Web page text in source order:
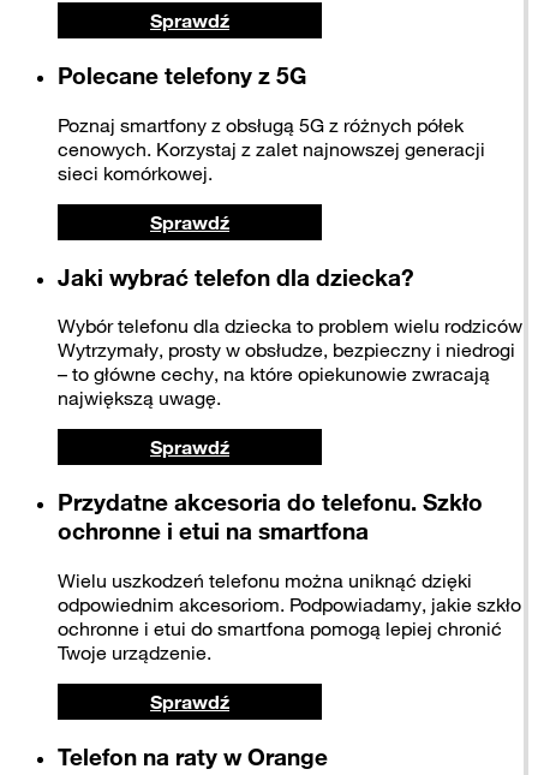
Sprawdź
Polecane telefony z 5G
Poznaj smartfony z obsługą 5G z różnych półek
cenowych. Korzystaj z zalet najnowszej generacji
sieci komórkowej.
Sprawdź
Jaki wybrać telefon dla dziecka?
Wybór telefonu dla dziecka to problem wielu rodziców.
Wytrzymały, prosty w obsłudze, bezpieczny i niedrogi
– to główne cechy, na które opiekunowie zwracają
największą uwagę.
Sprawdź
Przydatne akcesoria do telefonu. Szkło
ochronne i etui na smartfona
Wielu uszkodzeń telefonu można uniknąć dzięki
odpowiednim akcesoriom. Podpowiadamy, jakie szkło
ochronne i etui do smartfona pomogą lepiej chronić
Twoje urządzenie.
Sprawdź
Telefon na raty w Orange